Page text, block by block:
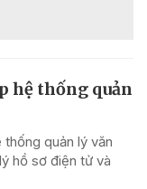
hệ thống quản
thống quản lý văn
hồ sơ điện tử và